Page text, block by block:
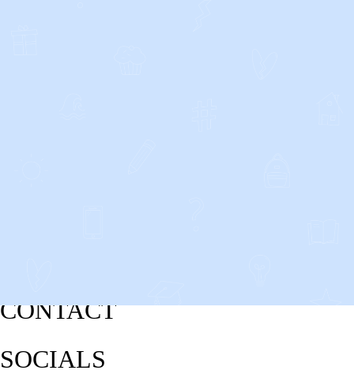
CONTACT
SOCIALS